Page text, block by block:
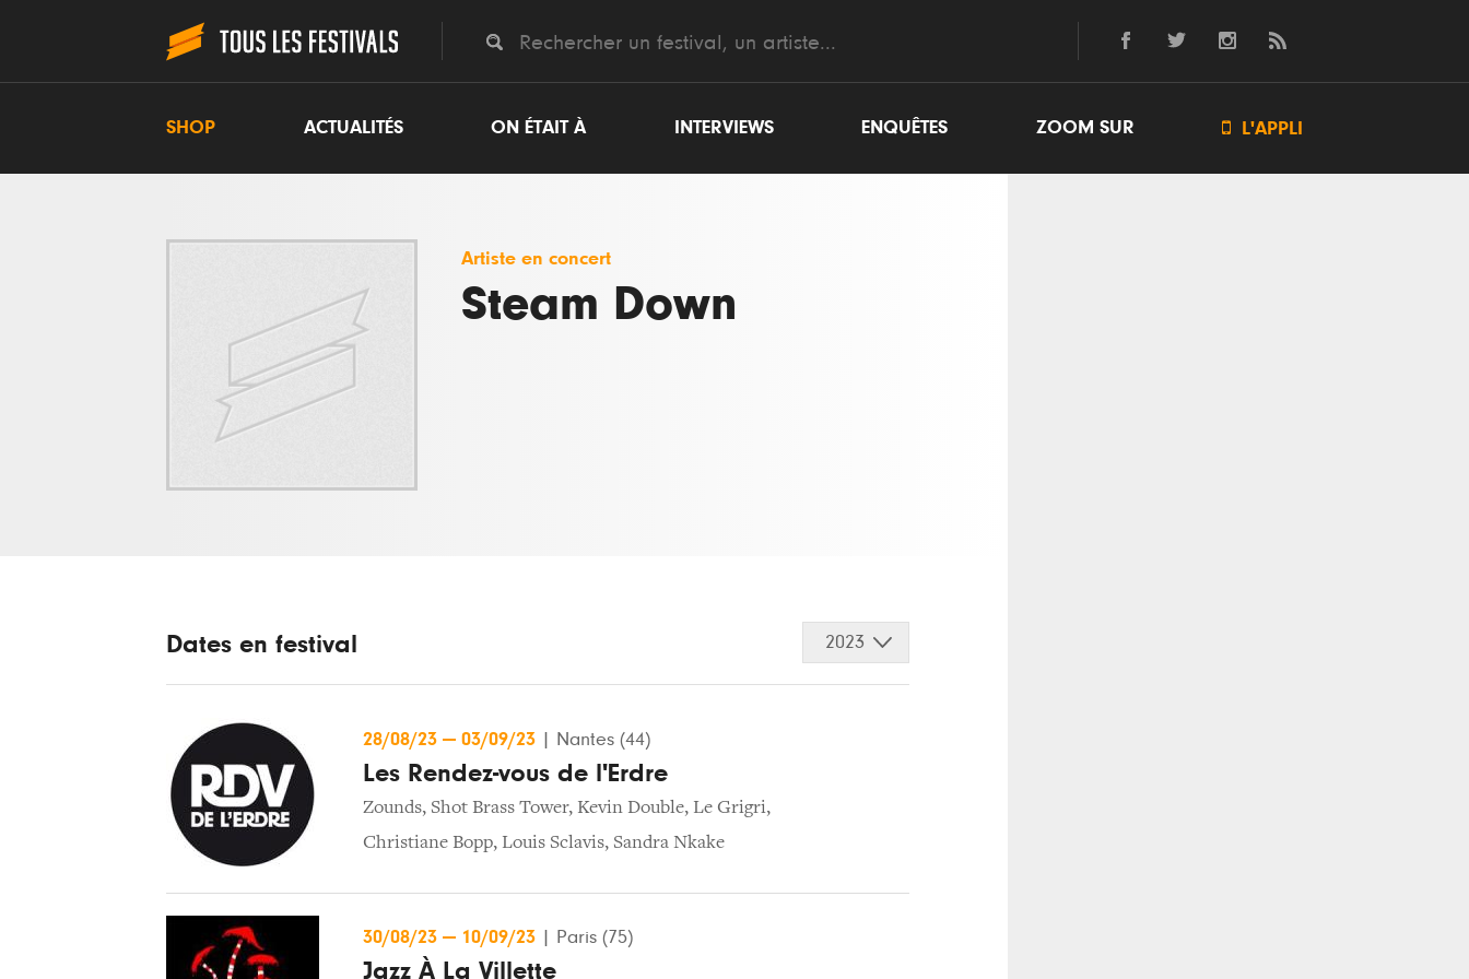
SHOP ACTUALITÉS ON ÉTAIT À INTERVIEWS ENQUÊTES ZOOM SUR  L'APPLI
Artiste en concert
Steam Down
Dates en festival 2023
28/08/23 — 03/09/23 Nantes (44)
Les Rendez-vous de l'Erdre
Zounds, Shot Brass Tower, Kevin Double, Le Grigri,
Christiane Bopp, Louis Sclavis, Sandra Nkake
30/08/23 — 10/09/23 Paris (75)
Jazz À La Villette